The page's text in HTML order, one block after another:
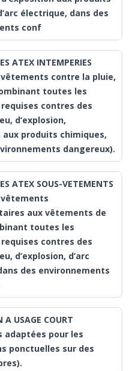
électrique, dans des
conf
ATEX INTEMPERIES
vêtements contre la pluie,
toutes les
contres des
d’explosion,
aux produits chimiques,
dangereux).
ATEX SOUS-VETEMENTS
vêtements
aux vêtements de
toutes les
contres des
d’explosion, d’arc
des environnements
A USAGE COURT
adaptées pour les
ponctuelles sur des